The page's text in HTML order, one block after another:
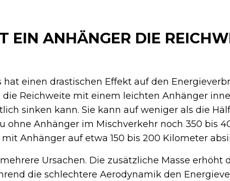
EIN ANHÄNGER DIE
hat einen drastischen Effekt auf den
die Reichweite mit einem leichten Anhänger
sinken kann. Sie kann auf weniger als die
ohne Anhänger im Mischverkehr noch 350 bis
Anhänger auf etwa 150 bis 200 Kilometer
Ursachen. Die zusätzliche Masse erhöht
die schlechtere Aerodynamik den